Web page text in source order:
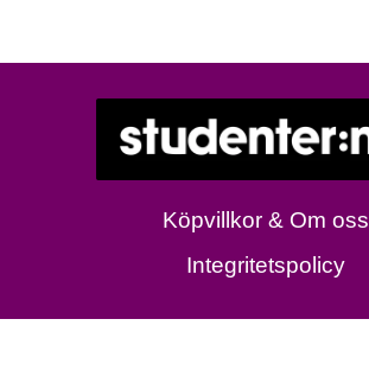
Köpvillkor & Om oss
Integritetspolicy